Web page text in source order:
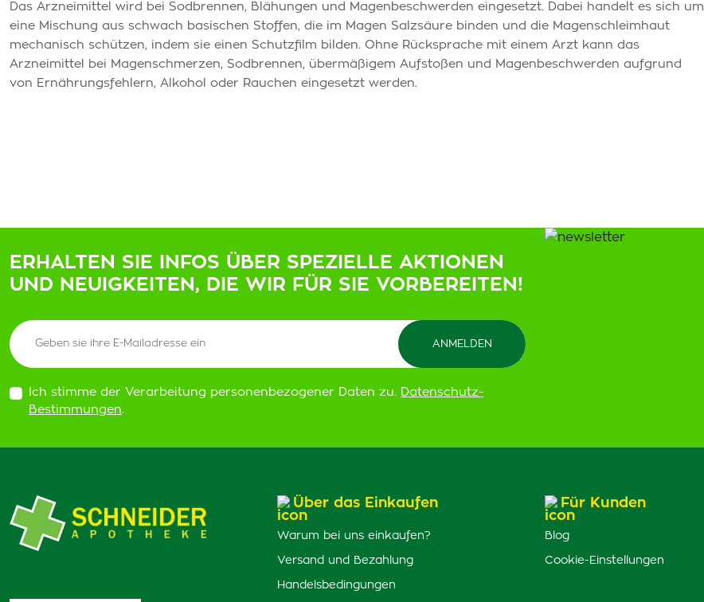
Das Arzneimittel wird bei Sodbrennen, Blähungen und Magenbeschwerden eingesetzt. Dabei handelt es sich um
eine Mischung aus schwach basischen Stoffen, die im Magen Salzsäure binden und die Magenschleimhaut
mechanisch schützen, indem sie einen Schutzfilm bilden. Ohne Rücksprache mit einem Arzt kann das
Arzneimittel bei Magenschmerzen, Sodbrennen, übermäßigem Aufstoßen und Magenbeschwerden aufgrund
von Ernährungsfehlern, Alkohol oder Rauchen eingesetzt werden.
ERHALTEN SIE INFOS ÜBER SPEZIELLE AKTIONEN
UND NEUIGKEITEN, DIE WIR FÜR SIE VORBEREITEN!
Ich stimme der Verarbeitung personenbezogener Daten zu. Datenschutz-
Bestimmungen.
Über das Einkaufen
Warum bei uns einkaufen?
Versand und Bezahlung
Handelsbedingungen
Für Kunden
Blog
Cookie-Einstellungen